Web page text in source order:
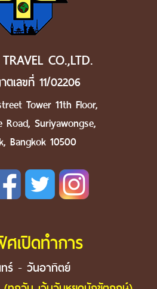
CO.,LTD.
เลขที่ 11/02206
Tower 11th Floor,
Road, Suriyawongse,
Bangkok 10500
เปิดทำการ
ร์ - วันอาทิตย์